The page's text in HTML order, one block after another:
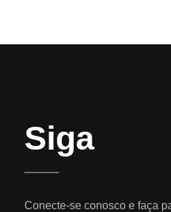
Siga
Conecte-se conosco e faça